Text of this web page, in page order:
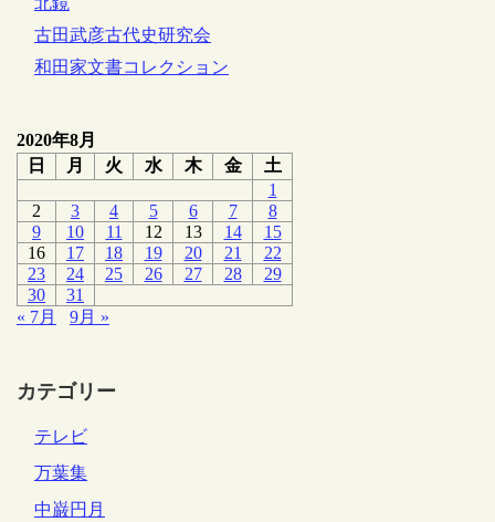
古田武彦古代史研究会
和田家文書コレクション
2020年8月
日
月 火 水 木 金
土
1
2
3 4 5 6 7
8
9
10 11 12 13 14
15
16
17 18 19 20 21
22
23
24 25 26 27 28
29
30
31
« 7月
9月 »
カテゴリー
テレビ
万葉集
中巌円月